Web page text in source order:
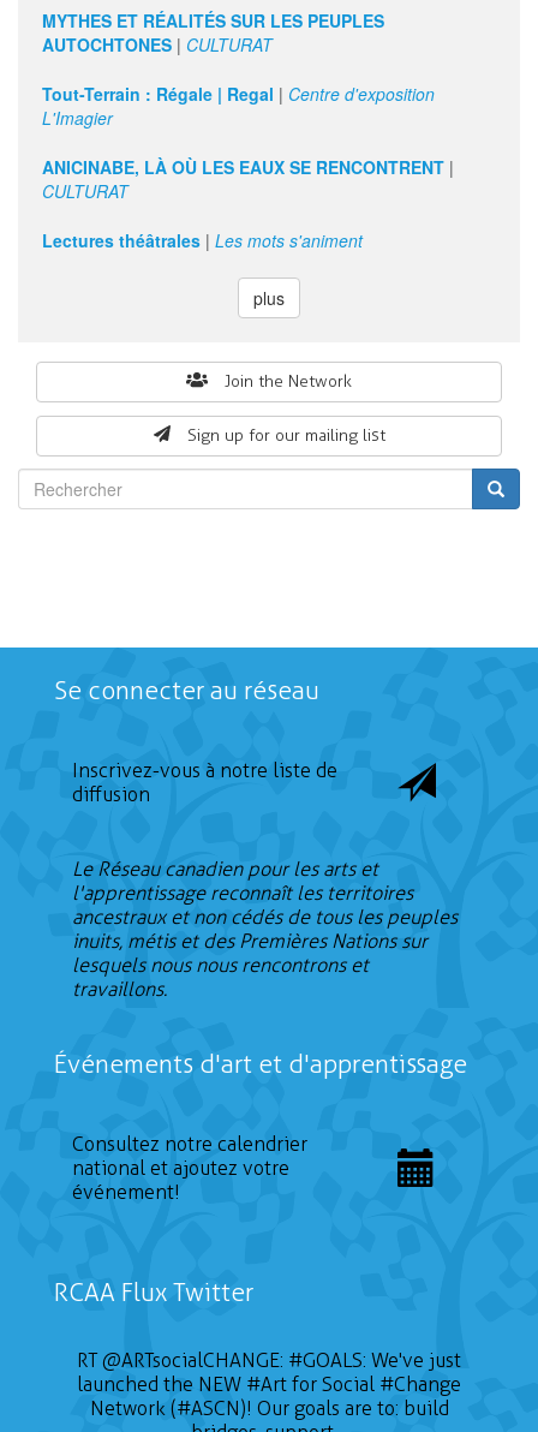
MYTHES ET RÉALITÉS SUR LES PEUPLES
AUTOCHTONES | CULTURAT
Tout-Terrain : Régale | Regal | Centre d'exposition
L'Imagier
ANICINABE, LÀ OÙ LES EAUX SE RENCONTRENT |
CULTURAT
Lectures théâtrales | Les mots s'animent
plus
Join the Network
Sign up for our mailing list
form
Se connecter au réseau
Inscrivez-vous à notre liste de
diffusion
Le Réseau canadien pour les arts et
l'apprentissage reconnaît les territoires
ancestraux et non cédés de tous les peuples
inuits, métis et des Premières Nations sur
lesquels nous nous rencontrons et
travaillons.
Événements d'art et d'apprentissage
Consultez notre calendrier
national et ajoutez votre
événement!
RCAA Flux Twitter
RT@ARTsocialCHANGE: #GOALS: We've just
launched the NEW #Art for Social #Change
Network (#ASCN)! Our goals are to: build